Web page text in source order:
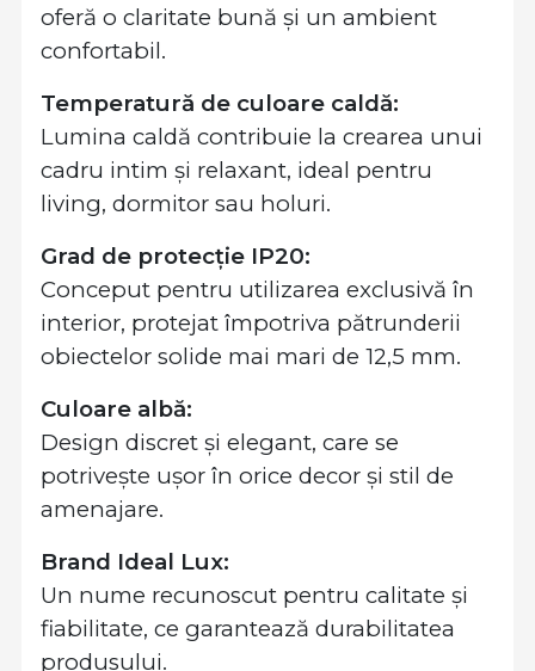
oferă o claritate bună și un ambient
confortabil.
Temperatură de culoare caldă:
Lumina caldă contribuie la crearea unui
cadru intim și relaxant, ideal pentru
living, dormitor sau holuri.
Grad de protecție IP20:
Conceput pentru utilizarea exclusivă în
interior, protejat împotriva pătrunderii
obiectelor solide mai mari de 12,5 mm.
Culoare albă:
Design discret și elegant, care se
potrivește ușor în orice decor și stil de
amenajare.
Brand Ideal Lux:
Un nume recunoscut pentru calitate și
fiabilitate, ce garantează durabilitatea
produsului.